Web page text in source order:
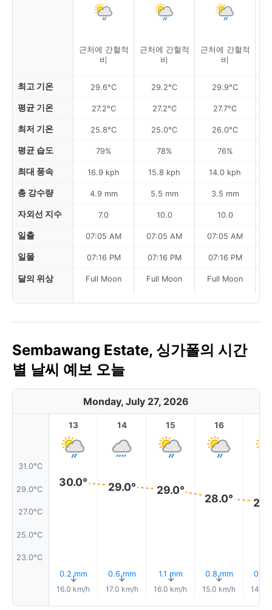
최고 기온
평균 기온
최저 기온
평균 습도
최대 풍속
총 강수량
자외선 지수
일출
일몰
달의 위상
근처에 간헐적
비
29.6°C
27.2°C
25.8°C
79%
16.9 kph
4.9 mm
7.0
07:05 AM
07:16 PM
Full Moon
근처에 간헐적
비
29.2°C
27.2°C
25.0°C
78%
15.8 kph
5.5 mm
10.0
07:05 AM
07:16 PM
Full Moon
근처에 간헐적
비
29.9°C
27.7°C
26.0°C
76%
14.0 kph
3.5 mm
10.0
07:05 AM
07:16 PM
Full Moon
Sembawang Estate, 싱가폴의 시간
별 날씨 예보 오늘
Monday, July 27, 2026
31.0°C
29.0°C
27.0°C
25.0°C
23.0°C
13
30.0°
0.2 mm
↑
16.0 km/h
14
29.0°
0.6 mm
↑
17.0 km/h
15
29.0°
1.1 mm
↑
16.0 km/h
16
28.0°
0.8 mm
↑
15.0 km/h
0.6
14.0